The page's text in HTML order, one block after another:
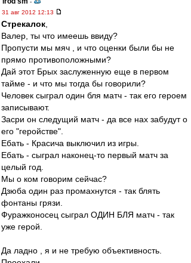
-
31 авг 2012 12:13
Стрекалок
Валер, ты что имеешь ввиду?
Пропусти мы мяч , и что оценки были бы не
прямо противоположными?
Дай этот Брых заслуженную еще в первом
тайме - и что мы тогда бы говорили?
Человек сыграл один бля матч - так его героем
записывают.
Засри он следущий матч - да все нах забудут о
его "геройстве".
Ебать - Красича выключил из игры.
Ебать - сыграл наконец-то первый матч за
целый год.
Мы о ком говорим сейчас?
Дзюба один раз промахнутся - так блять
фонтаны грязи.
Фуражконосец сыграл ОДИН БЛЯ матч - так
уже герой.
Да ладно , я и не требую объективность.